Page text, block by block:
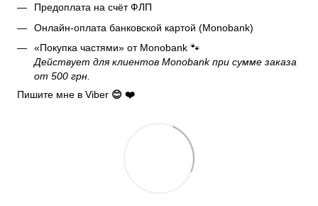
Предоплата на счёт ФЛП
Онлайн-оплата банковской картой (Monobank)
«Покупка частями» от Monobank 🐾
Действует для клиентов Monobank при сумме заказа
от 500 грн.
Пишите мне в Viber 😊 ❤️